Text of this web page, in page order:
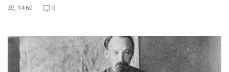
1460 0